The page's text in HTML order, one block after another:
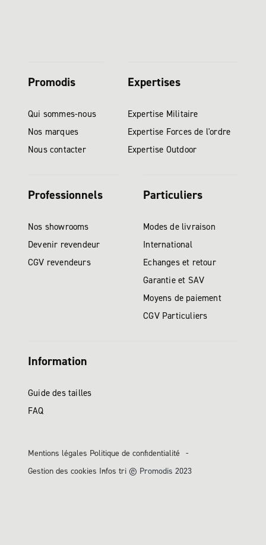
Promodis
Qui sommes-nous
Nos marques
Nous contacter
Expertises
Expertise Militaire
Expertise Forces de l'ordre
Expertise Outdoor
Professionnels
Nos showrooms
Devenir revendeur
CGV revendeurs
Particuliers
Modes de livraison
International
Echanges et retour
Garantie et SAV
Moyens de paiement
CGV Particuliers
Information
Guide des tailles
FAQ
Mentions légales Politique de confidentialité
Gestion des cookies Infos tri © Promodis 2023